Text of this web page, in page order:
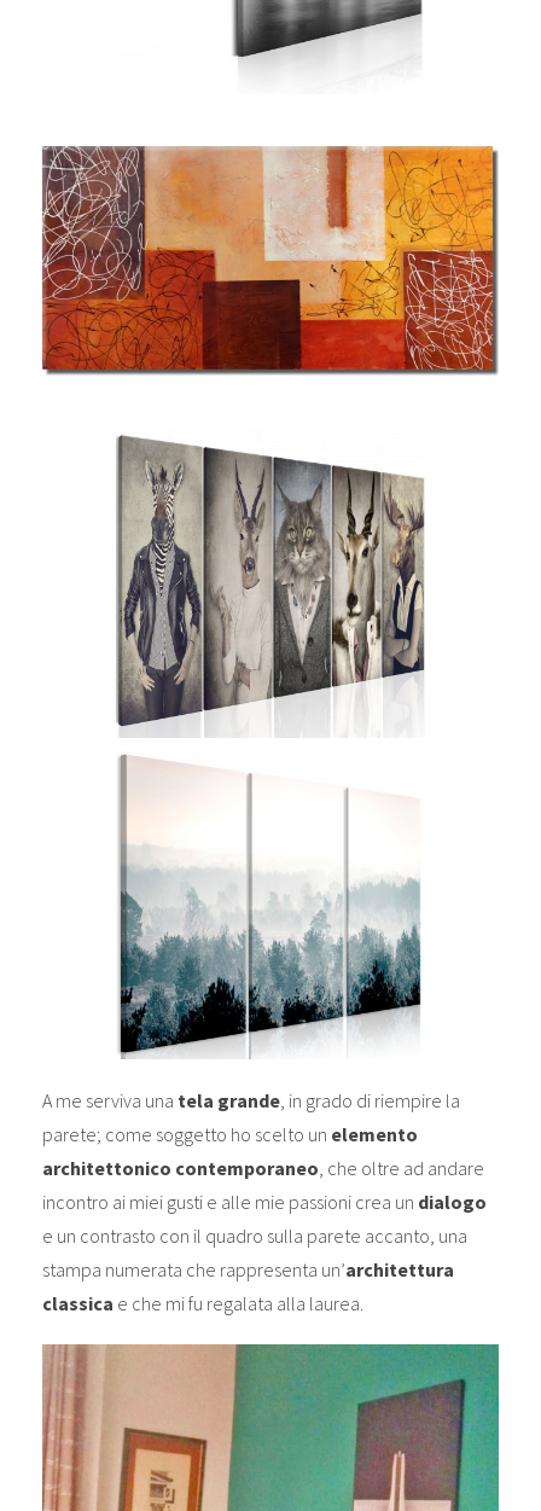
A me serviva una tela grande, in grado di riempire la
parete; come soggetto ho scelto un elemento
architettonico contemporaneo, che oltre ad andare
incontro ai miei gusti e alle mie passioni crea un dialogo
e un contrasto con il quadro sulla parete accanto, una
stampa numerata che rappresenta un’architettura
classica e che mi fu regalata alla laurea.